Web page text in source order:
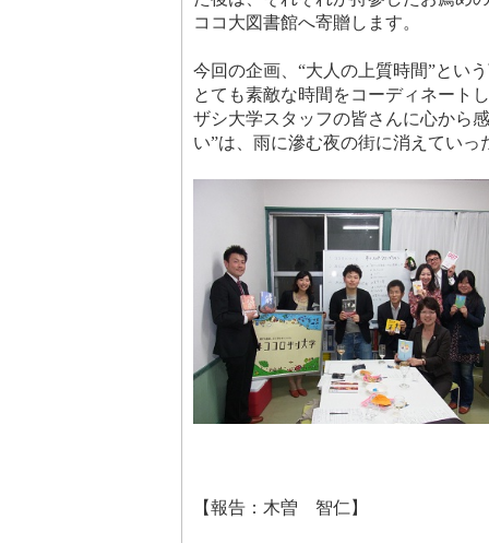
ココ大図書館へ寄贈します。
今回の企画、“大人の上質時間”とい
とても素敵な時間をコーディネート
ザシ大学スタッフの皆さんに心から
い”は、雨に滲む夜の街に消えていっ
【報告：木曽 智仁】